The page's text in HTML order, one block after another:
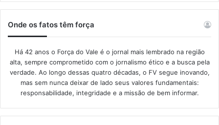
Onde os fatos têm força
Há 42 anos o Força do Vale é o jornal mais lembrado na região
alta, sempre comprometido com o jornalismo ético e a busca pela
verdade. Ao longo dessas quatro décadas, o FV segue inovando,
mas sem nunca deixar de lado seus valores fundamentais:
responsabilidade, integridade e a missão de bem informar.​